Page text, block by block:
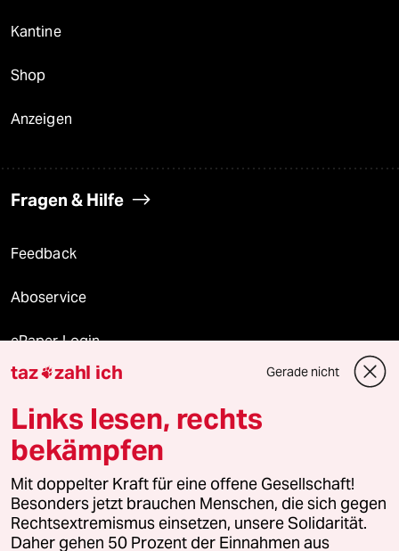
Kantine
Shop
Anzeigen
Fragen & Hilfe
Feedback
Aboservice
ePaper Login
Downloads für Abonnierende
© 2026 taz Verlags und Vertriebs GmbH
Alle Rechte vorbehalten. Bei rechtlichen Fragen oder für Genehmigungen
wenden Sie sich bitte an
lizenzen@taz.de
taz zahl ich Gerade nicht
Links lesen, rechts
bekämpfen
Mit doppelter Kraft für eine offene Gesellschaft!
Besonders jetzt brauchen Menschen, die sich gegen
Rechtsextremismus einsetzen, unsere Solidarität.
Daher gehen 50 Prozent der Einnahmen aus